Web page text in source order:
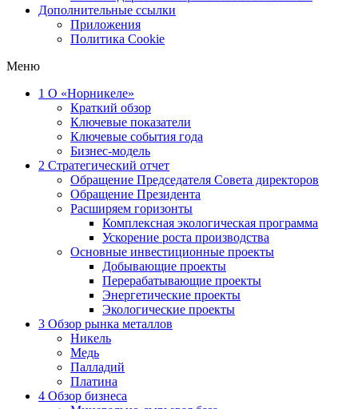
Дополнительные ссылки
Приложения
Политика Cookie
Меню
1 О «Норникеле»
Краткий обзор
Ключевые показатели
Ключевые события года
Бизнес-модель
2 Стратегический отчет
Обращение Председателя Совета директоров
Обращение Президента
Расширяем горизонты
Комплексная экологическая программа
Ускорение роста производства
Основные инвестиционные проекты
Добывающие проекты
Перерабатывающие проекты
Энергетические проекты
Экологические проекты
3 Обзор рынка металлов
Никель
Медь
Палладий
Платина
4 Обзор бизнеса